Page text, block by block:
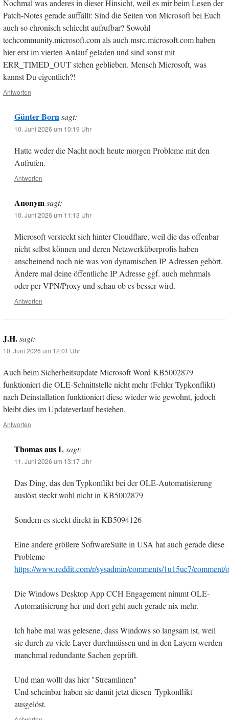
Nochmal was anderes in dieser Hinsicht, weil es mir beim Lesen der
Patch-Notes gerade auffällt: Sind die Seiten von Microsoft bei Euch
auch so chronisch schlecht aufrufbar? Sowohl
techcommunity.microsoft.com als auch msrc.microsoft.com haben
hier erst im vierten Anlauf geladen und sind sonst mit
ERR_TIMED_OUT stehen geblieben. Mensch Microsoft, was
kannst Du eigentlich?!
Antworten
Günter Born sagt:
10. Juni 2026 um 10:19 Uhr
Hatte weder die Nacht noch heute morgen Probleme mit den
Aufrufen.
Antworten
Anonym sagt:
10. Juni 2026 um 11:13 Uhr
Microsoft versteckt sich hinter Cloudflare, weil die das offenbar
nicht selbst können und deren Netzwerküberprofis haben
anscheinend noch nie was von dynamischen IP Adressen gehört.
Ändere mal deine öffentliche IP Adresse ggf. auch mehrmals
oder per VPN/Proxy und schau ob es besser wird.
Antworten
J.H.sagt:
10. Juni 2026 um 12:01 Uhr
Auch beim Sicherheitsupdate Microsoft Word KB5002879
funktioniert die OLE-Schnittstelle nicht mehr (Fehler Typkonflikt)
nach Deinstallation funktioniert diese wieder wie gewohnt, jedoch
bleibt dies im Updateverlauf bestehen.
Antworten
Thomas aus L sagt:
11. Juni 2026 um 13:17 Uhr
Das Ding, das den Typkonflikt bei der OLE-Automatisierung
auslöst steckt wohl nicht in KB5002879
Sondern es steckt direkt in KB5094126
Eine andere größere SoftwareSuite in USA hat auch gerade diese
Probleme
https://www.reddit.com/r/sysadmin/comments/1u15uc7/comment/
Die Windows Desktop App CCH Engagement nimmt OLE-
Automatisierung her und dort geht auch gerade nix mehr.
Ich habe mal was gelesene, dass Windows so langsam ist, weil
sie durch zu viele Layer durchmüssen und in den Layern werden
manchmal redundante Sachen geprüft.
Und man wollt das hier "Streamlinen"
Und scheinbar haben sie damit jetzt diesen 'Typkonflikt'
ausgelöst.